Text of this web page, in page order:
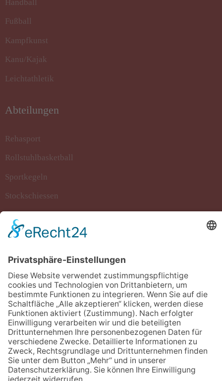
Handball
Fußball
Kampfkunst
Kanu/Kajak
Leichtathletik
Abteilungen
Rehasport
Rollstuhlbasketball
Sportkegeln
Stockschiessen
Turnen/Fitness/Gymnastik
Kontakt
ETSV 09 Landshut
Siemensstraße 2
84030 Landshut